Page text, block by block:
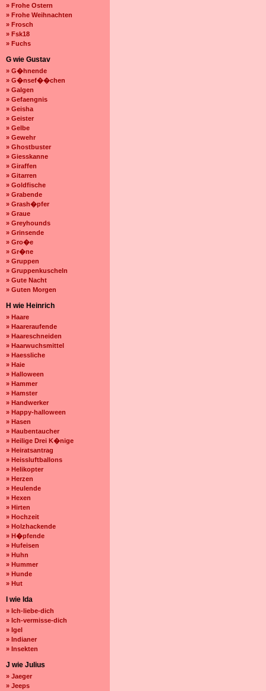
» Frohe Ostern
» Frohe Weihnachten
» Frosch
» Fsk18
» Fuchs
G wie Gustav
» G�hnende
» G�nsef��chen
» Galgen
» Gefaengnis
» Geisha
» Geister
» Gelbe
» Gewehr
» Ghostbuster
» Giesskanne
» Giraffen
» Gitarren
» Goldfische
» Grabende
» Grash�pfer
» Graue
» Greyhounds
» Grinsende
» Gro�e
» Gr�ne
» Gruppen
» Gruppenkuscheln
» Gute Nacht
» Guten Morgen
H wie Heinrich
» Haare
» Haareraufende
» Haareschneiden
» Haarwuchsmittel
» Haessliche
» Haie
» Halloween
» Hammer
» Hamster
» Handwerker
» Happy-halloween
» Hasen
» Haubentaucher
» Heilige Drei K�nige
» Heiratsantrag
» Heissluftballons
» Helikopter
» Herzen
» Heulende
» Hexen
» Hirten
» Hochzeit
» Holzhackende
» H�pfende
» Hufeisen
» Huhn
» Hummer
» Hunde
» Hut
I wie Ida
» Ich-liebe-dich
» Ich-vermisse-dich
» Igel
» Indianer
» Insekten
J wie Julius
» Jaeger
» Jeeps